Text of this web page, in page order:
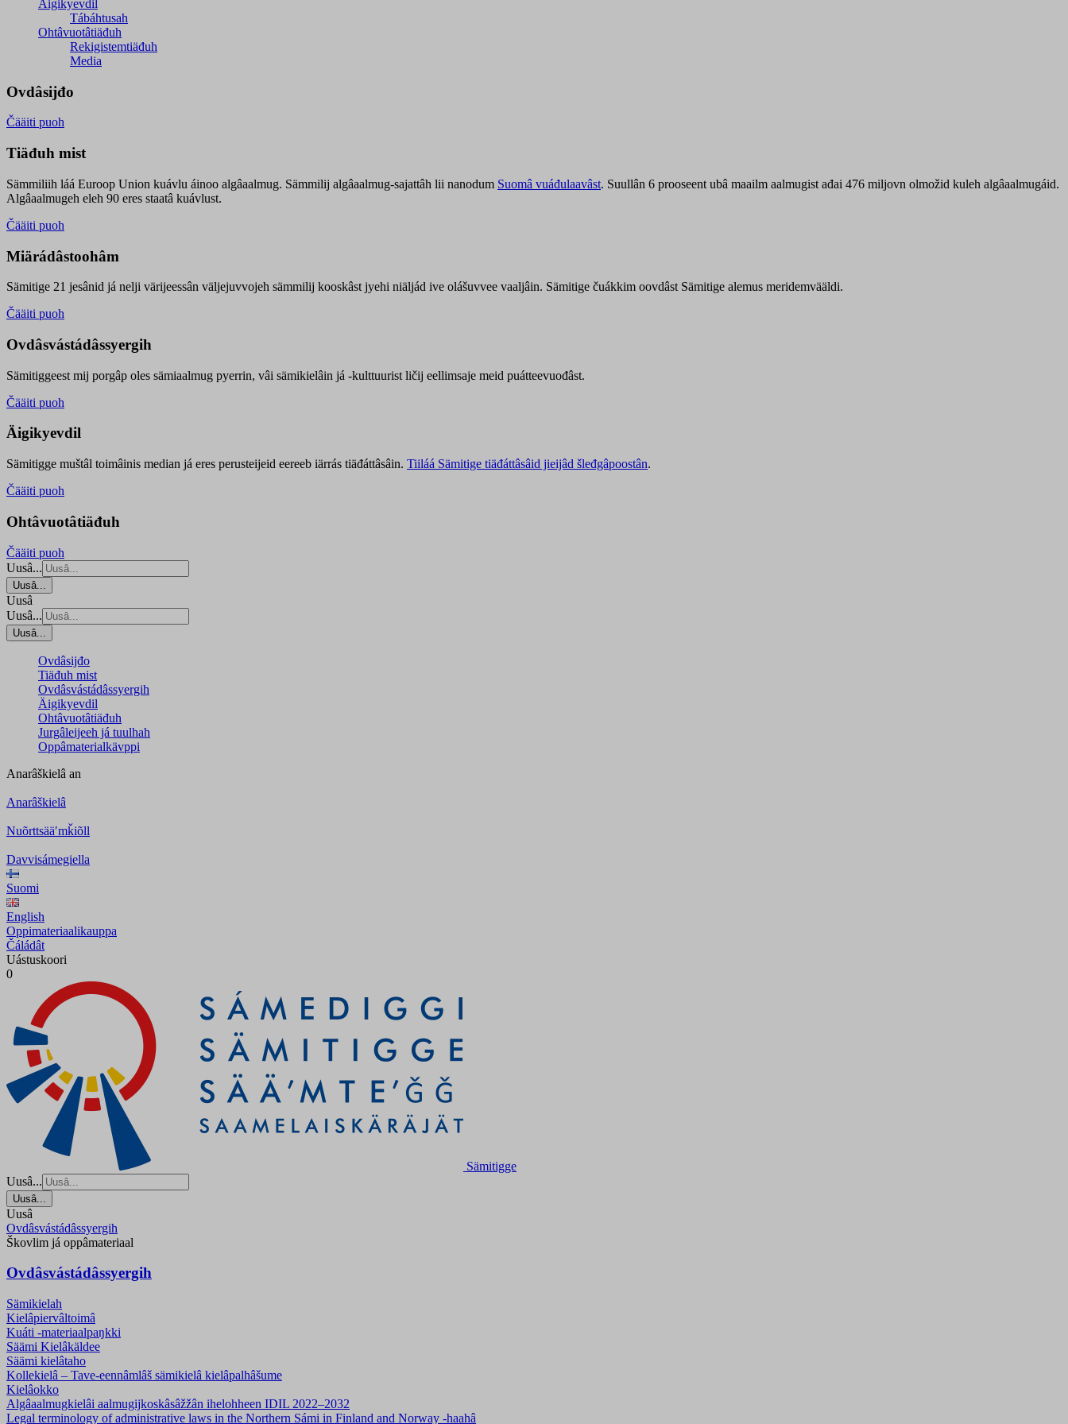
Äigikyevdil
Tábáhtusah
Ohtâvuotâtiäđuh
Rekigistemtiäđuh
Media
Ovdâsijđo
Čääiti puoh
Tiäđuh mist
Sämmiliih láá Euroop Union kuávlu áinoo algâaalmug. Sämmilij algâaalmug-sajattâh lii nanodum Suomâ vuáđulaavâst. Suullân 6 prooseent ubâ maailm aalmugist ađai 476 miljovn olmožid kuleh algâaalmugáid.
Algâaalmugeh eleh 90 eres staatâ kuávlust.
Čääiti puoh
Miärádâstoohâm
Sämitige 21 jesânid já nelji värijeessân väljejuvvojeh sämmilij kooskâst jyehi niäljád ive olášuvvee vaaljâin. Sämitige čuákkim oovdâst Sämitige alemus meridemvääldi.
Čääiti puoh
Ovdâsvástádâssyergih
Sämitiggeest mij porgâp oles sämiaalmug pyerrin, vâi sämikielâin já -kulttuurist ličij eellimsaje meid puátteevuođâst.
Čääiti puoh
Äigikyevdil
Sämitigge muštâl toimâinis median já eres perusteijeid eereeb iärrás tiäđáttâsâin. Tiiláá Sämitige tiäđáttâsâid jieijâd šleđgâpoostân.
Čääiti puoh
Ohtâvuotâtiäđuh
Čääiti puoh
Uusâ...
Uusâ...
Uusâ
Uusâ...
Uusâ...
Ovdâsijđo
Tiäđuh mist
Ovdâsvástádâssyergih
Äigikyevdil
Ohtâvuotâtiäđuh
Jurgâleijeeh já tuulhah
Oppâmaterialkävppi
Anarâškielâ an
Anarâškielâ
Nuõrttsääʹmǩiõll
Davvisámegiella
Suomi
English
Oppimateriaalikauppa
Čáládât
Uástuskoori
0
Sämitigge
Uusâ...
Uusâ...
Uusâ
Ovdâsvástádâssyergih
Škovlim já oppâmateriaal
Ovdâsvástádâssyergih
Sämikielah
Kielâpiervâltoimâ
Kuáti -materiaalpaŋkki
Säämi Kielâkäldee
Säämi kielâtaho
Kollekielâ – Tave-eennâmlâš sämikielâ kielâpalhâšume
Kielâokko
Algâaalmugkielâi aalmugijkoskâsâžžân ihelohheen IDIL 2022–2032
Legal terminology of administrative laws in the Northern Sámi in Finland and Norway -haahâ